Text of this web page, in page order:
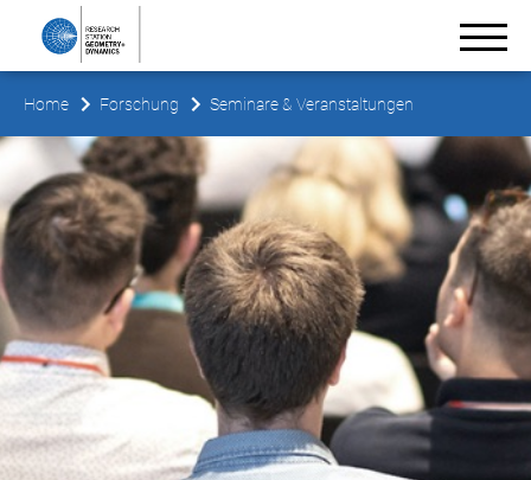
Home Forschung Seminare & Veranstaltungen